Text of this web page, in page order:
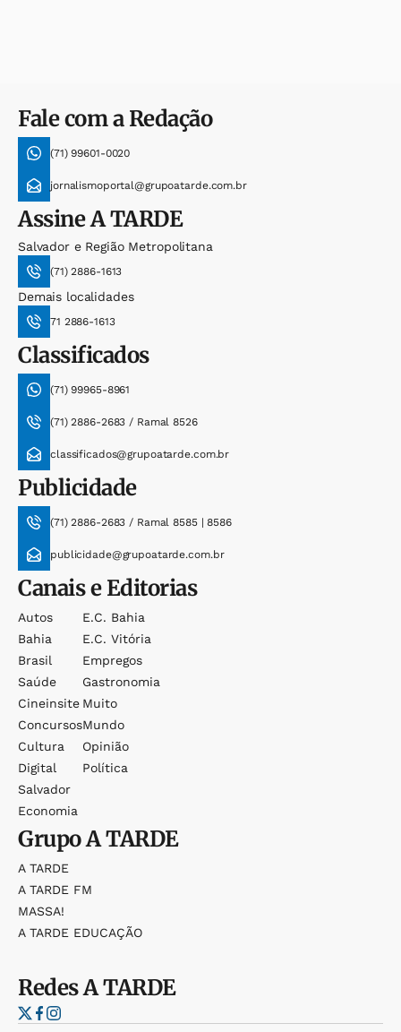
Fale com a Redação
(71) 99601-0020
jornalismoportal@grupoatarde.com.br
AssineA TARDE
Salvador e Região Metropolitana
(71) 2886-1613
Demais localidades
71 2886-1613
Classificados
(71) 99965-8961
(71) 2886-2683 / Ramal 8526
classificados@grupoatarde.com.br
Publicidade
(71) 2886-2683 / Ramal 8585 | 8586
publicidade@grupoatarde.com.br
Canais e Editorias
Autos
Bahia
Brasil
Saúde
Cineinsite
Concursos
Cultura
Digital
Salvador
Economia
E.c. Bahia
E.c. Vitória
Empregos
Gastronomia
Muito
Mundo
Opinião
Política
GrupoA TARDE
A TARDE
A TARDE FM
MASSA!
A TARDE EDUCAÇÃO
RedesA TARDE